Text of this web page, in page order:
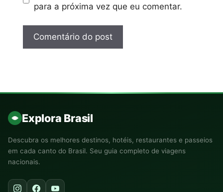
para a próxima vez que eu comentar.
Explora Brasil
Descubra os melhores destinos, hotéis, restaurantes e passeios
em cada canto do Brasil. Seu guia completo de viagens
nacionais.